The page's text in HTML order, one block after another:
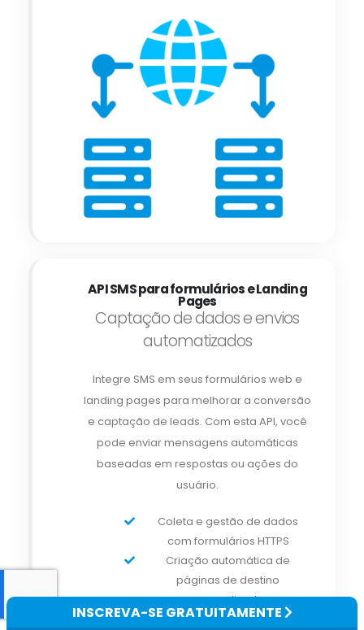
INSCREVA-SE GRATUITAMENTE
API SMS para formulários e Landing
Pages
Captação de dados e envios
automatizados
Integre SMS em seus formulários web e
landing pages para melhorar a conversão
e captação de leads. Com esta API, você
pode enviar mensagens automáticas
baseadas em respostas ou ações do
usuário.
Coleta e gestão de dados
com formulários HTTPS
Criação automática de
páginas de destino
personalizadas
Envio de mensagens